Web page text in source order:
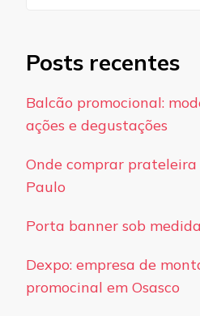
Posts recentes
Balcão promocional:
ações e degustações
Onde comprar
Paulo
Porta banner sob
Dexpo: empresa de
promocinal em Osasco